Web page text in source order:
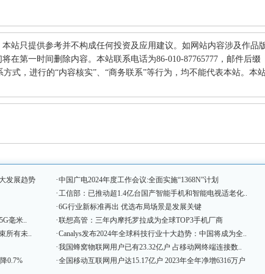
站只提供参考并不构成任何投资及应用建议。如网站内容涉及作品
在第一时间删除内容。本站联系电话为86-010-87765777，邮件后缀
式，进行的“内容核实”、“商务联系”等行为，均不能代表本站。本
发展趋势 ·中国广电2024年度工作会议:全面实施“1368N”计划
·工信部：已推动超1.4亿台国产智能手机和智能电视适老化..
·6G行业新标准再出 优选布局场景是发展关键
毫米.. ·联想高管：三年内摩托罗拉成为全球TOP3手机厂商
所有未.. ·Canalys发布2024年全球科技行业十大趋势：中国将成为全..
·我国蜂窝物联网用户已有23.32亿户 占移动网终端连接数..
0.7% ·全国移动互联网用户达15.17亿户 2023年全年净增6316万户